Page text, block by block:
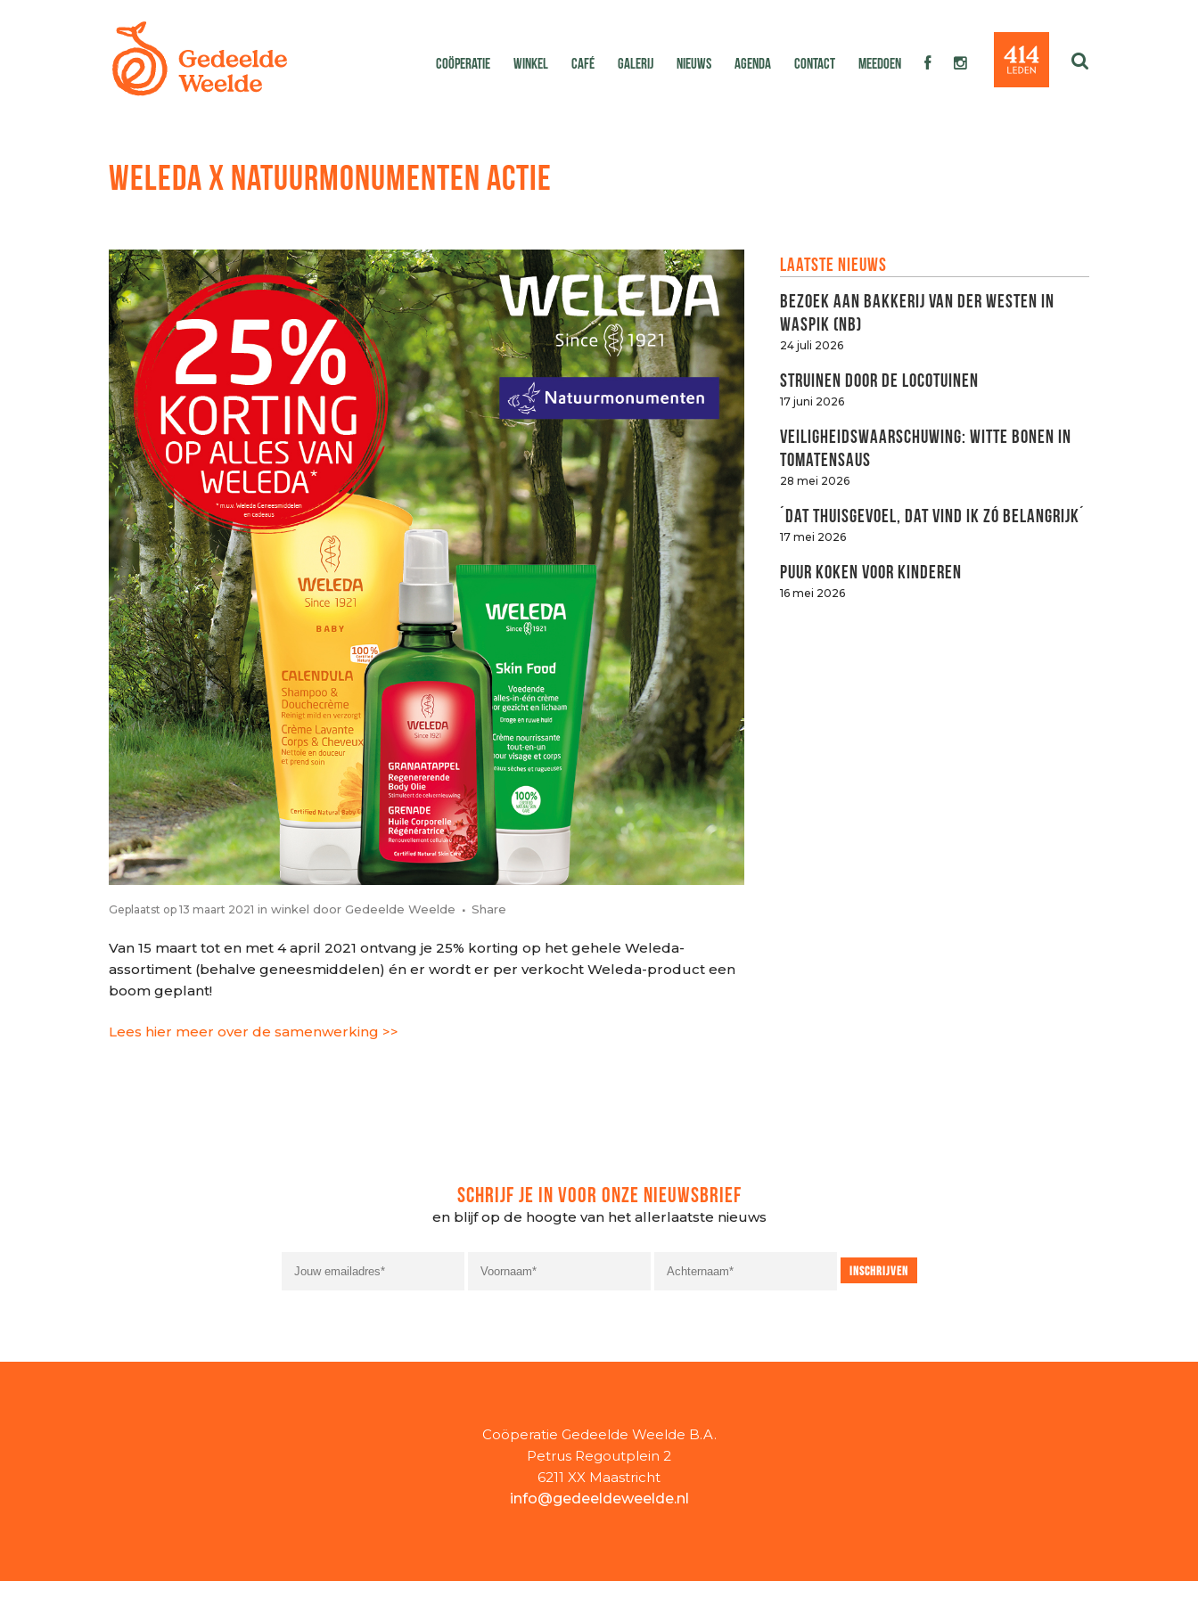
COÖPERATIE WINKEL CAFÉ GALERIJ NIEUWS AGENDA CONTACT MEEDOEN
WELEDA X NATUURMONUMENTEN ACTIE
Geplaatst op 13 maart 2021 in winkel door Gedeelde Weelde Share
Van 15 maart tot en met 4 april 2021 ontvang je 25% korting op het gehele Weleda-
assortiment (behalve geneesmiddelen) én er wordt er per verkocht Weleda-product een
boom geplant!
Lees hier meer over de samenwerking >>
Laatste nieuws
Bezoek aan Bakkerij van der Westen in
Waspik (NB)
24 juli 2026
Struinen door de LOCOtuinen
17 juni 2026
Veiligheidswaarschuwing: witte bonen in
tomatensaus
28 mei 2026
´Dat thuisgevoel, dat vind ik zó belangrijk´
17 mei 2026
Puur koken voor kinderen
16 mei 2026
SCHRIJF JE IN VOOR ONZE NIEUWSBRIEF
en blijf op de hoogte van het allerlaatste nieuws
Coöperatie Gedeelde Weelde B.A.
Petrus Regoutplein 2
6211 XX Maastricht
info@gedeeldeweelde.nl